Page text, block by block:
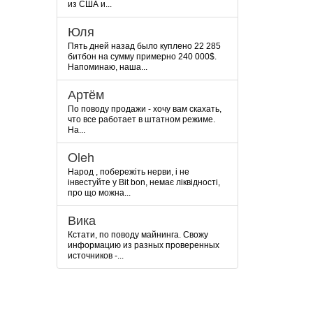
из США и...
Юля
Пять дней назад было куплено 22 285
битбон на сумму примерно 240 000$.
Напоминаю, наша...
Артём
По поводу продажи - хочу вам скахать,
что все работает в штатном режиме.
На...
Oleh
Народ , побережіть нерви, і не
інвестуйте у Bit bon, немає ліквідності,
про що можна...
Вика
Кстати, по поводу майнинга. Свожу
информацию из разных проверенных
источников -...